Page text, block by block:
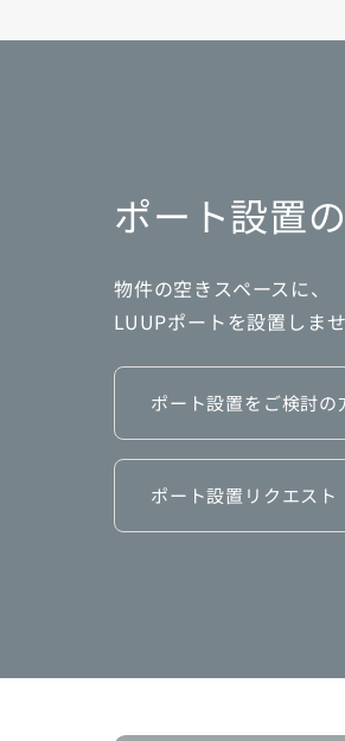
ポート設置
物件の空きスペースに、
LUUPポートを設置しま
ポート設置をご検討の
ポート設置リクエスト